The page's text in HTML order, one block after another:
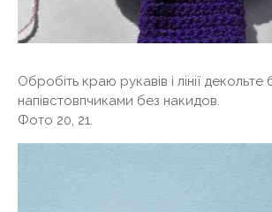
Обробіть краю рукавів і лінії
напівстовпчиками без накидов.
Фото 20, 21.